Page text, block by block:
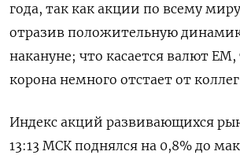
года, так как акции по всему
отразив положительную
накануне; что касается валют
корона немного отстает от
Индекс акций развивающихся
13:13 МСК поднялся на 0,8% до